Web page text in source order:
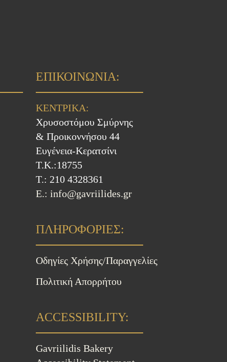
ΕΠΙΚΟΙΝΩΝΙΑ:
ΚΕΝΤΡΙΚΑ:
Χρυσοστόμου Σμύρνης
& Προικοννήσου 44
Ευγένεια-Κερατσίνι
Τ.Κ.:18755
Τ.: 210 4328361
E.: info@gavriilides.gr
ΠΛΗΡΟΦΟΡΙΕΣ:
Οδηγίες Χρήσης/Παραγγελίες
Πολιτική Απορρήτου
ACCESSIBILITY:
Gavriilidis Bakery